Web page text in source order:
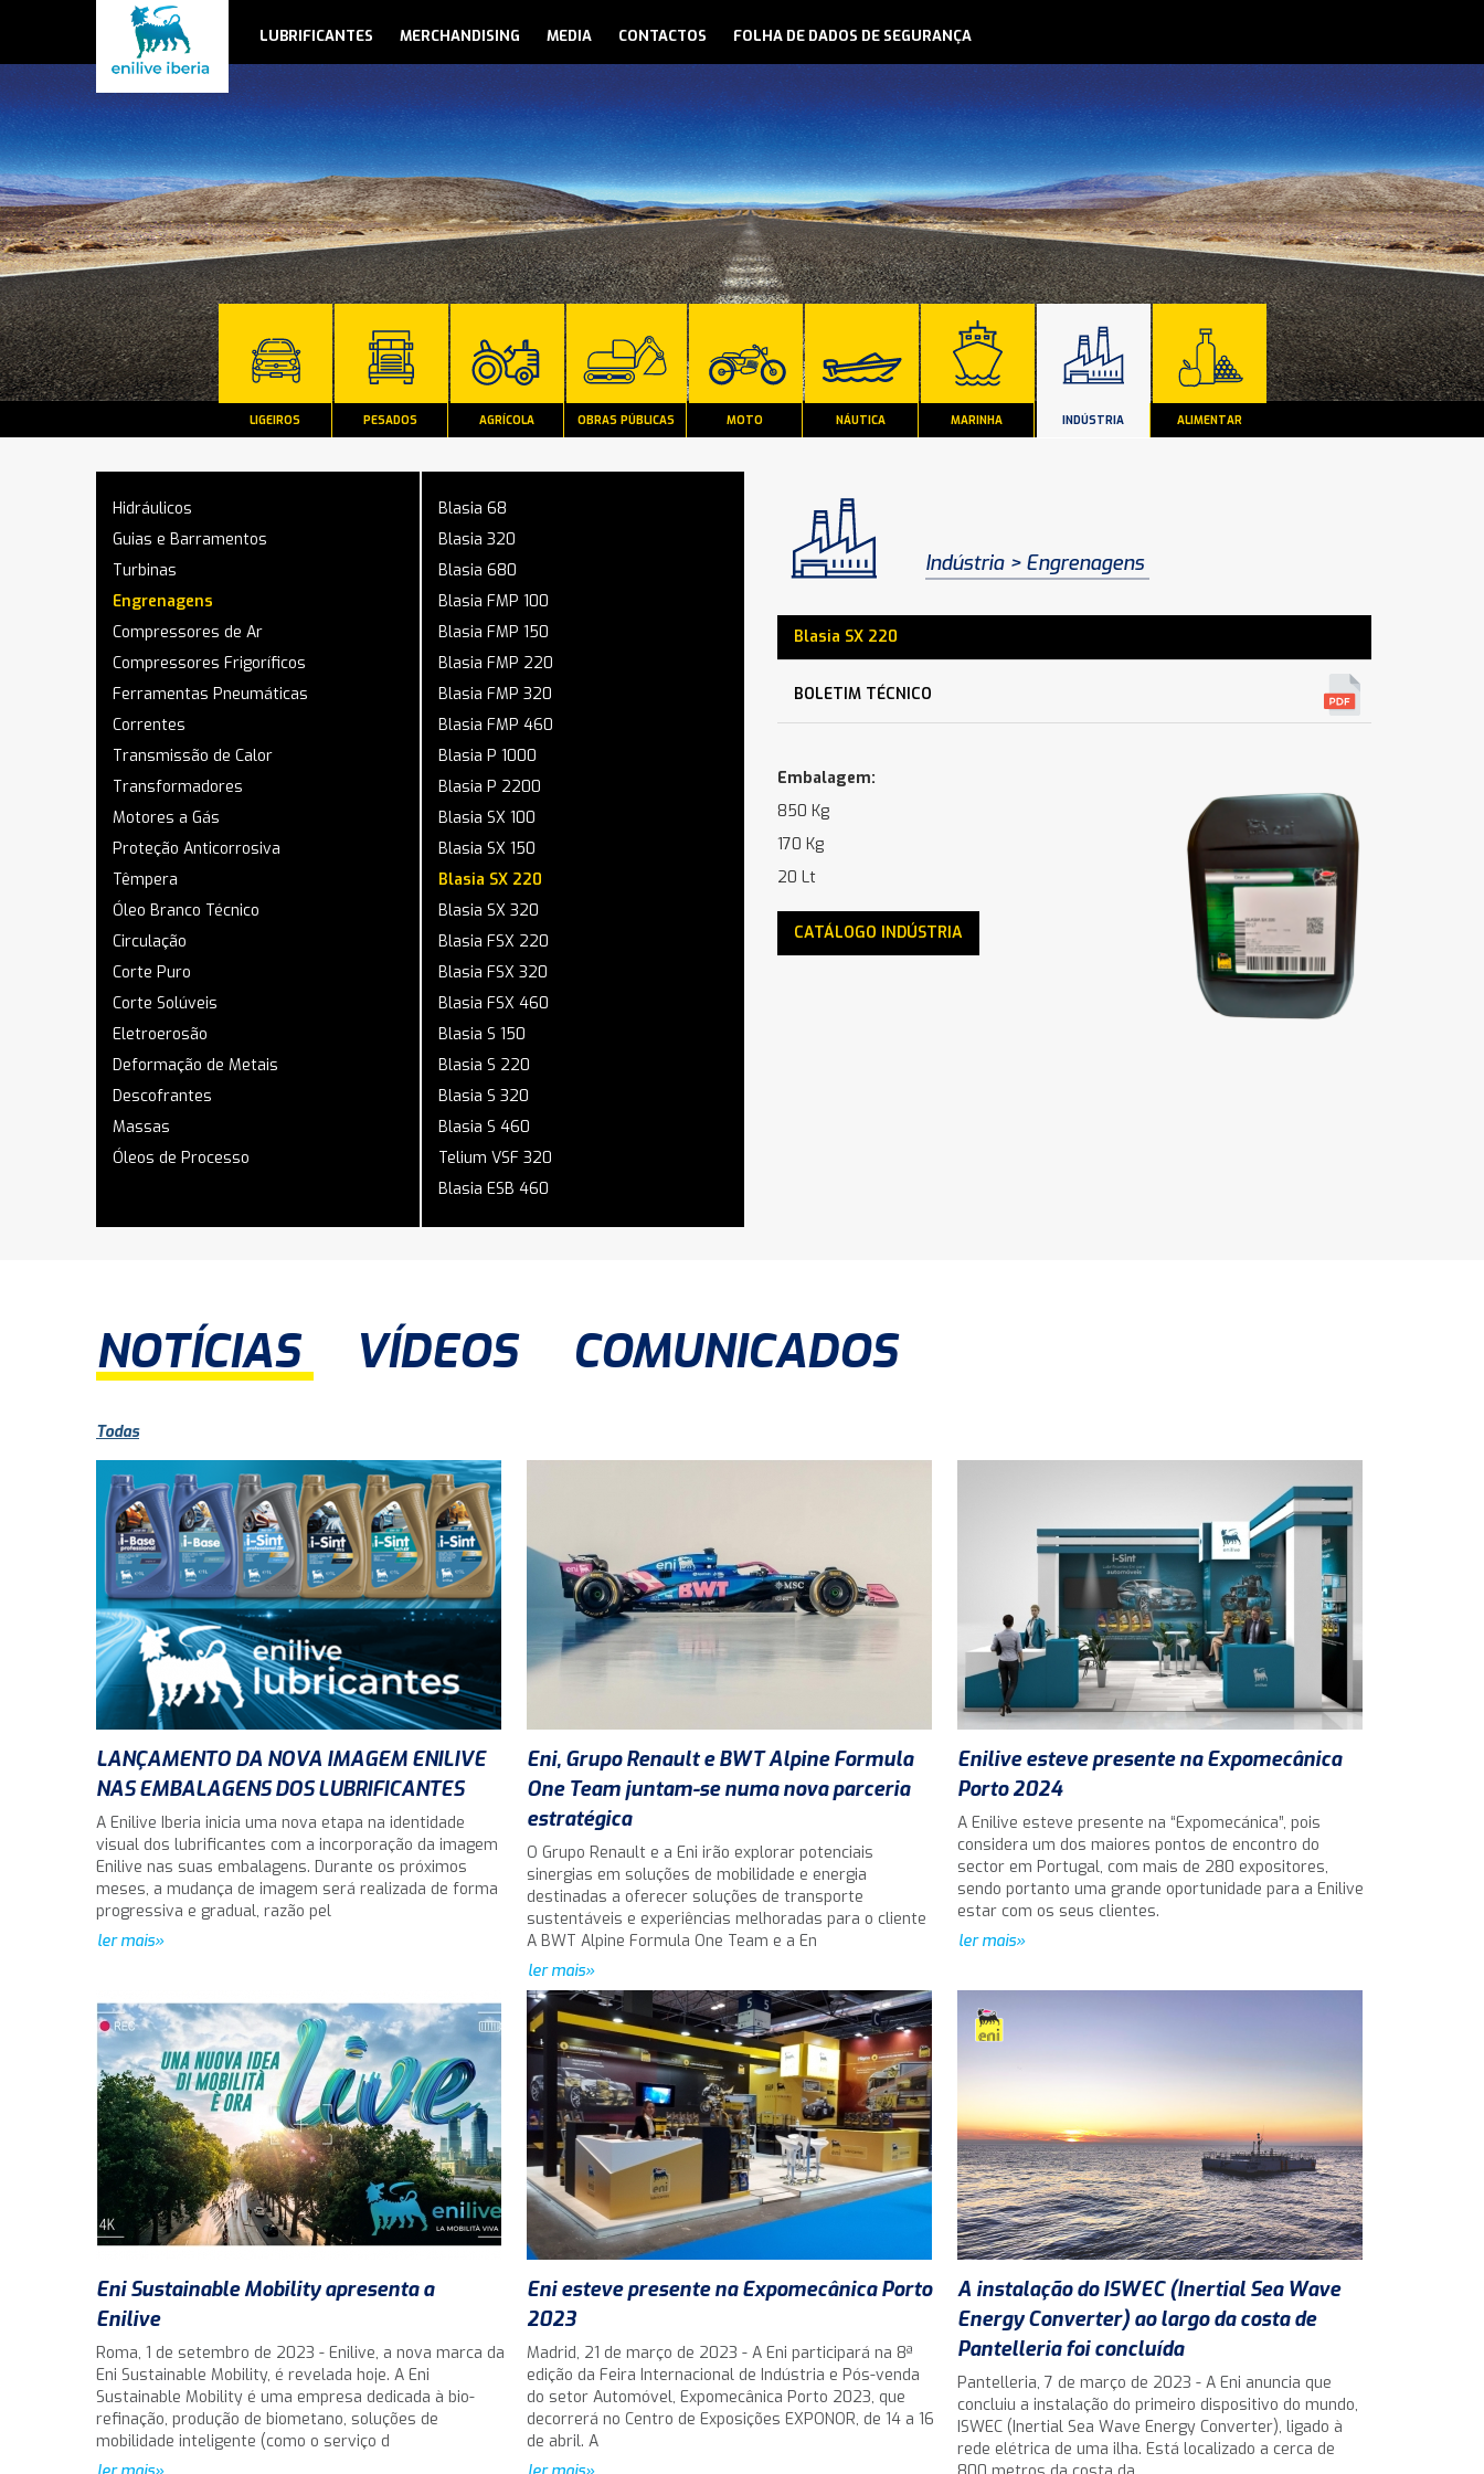
LUBRIFICANTES MERCHANDISING MEDIA CONTACTOS FOLHA DE DADOS DE SEGURANÇA
LIGEIROS PESADOS AGRÍCOLA OBRAS PÚBLICAS MOTO NÁUTICA MARINHA INDÚSTRIA ALIMENTAR
Hidráulicos
Guias e Barramentos
Turbinas
Engrenagens
Compressores de Ar
Compressores Frigoríficos
Ferramentas Pneumáticas
Correntes
Transmissão de Calor
Transformadores
Motores a Gás
Proteção Anticorrosiva
Têmpera
Óleo Branco Técnico
Circulação
Corte Puro
Corte Solúveis
Eletroerosão
Deformação de Metais
Descofrantes
Massas
Óleos de Processo
Blasia 68
Blasia 320
Blasia 680
Blasia FMP 100
Blasia FMP 150
Blasia FMP 220
Blasia FMP 320
Blasia FMP 460
Blasia P 1000
Blasia P 2200
Blasia SX 100
Blasia SX 150
Blasia SX 220
Blasia SX 320
Blasia FSX 220
Blasia FSX 320
Blasia FSX 460
Blasia S 150
Blasia S 220
Blasia S 320
Blasia S 460
Telium VSF 320
Blasia ESB 460
Indústria Engrenagens
Blasia SX 220
BOLETIM TÉCNICO
Embalagem:
850 Kg
170 Kg
20 Lt
CATÁLOGO INDÚSTRIA
NOTÍCIAS VÍDEOS COMUNICADOS
Todas
LANÇAMENTO DA NOVA IMAGEM ENILIVE
NAS EMBALAGENS DOS LUBRIFICANTES
A Enilive Iberia inicia uma nova etapa na identidade
visual dos lubrificantes com a incorporação da imagem
Enilive nas suas embalagens. Durante os próximos
meses, a mudança de imagem será realizada de forma
progressiva e gradual, razão pel
ler mais»
Eni, Grupo Renault e BWT Alpine Formula
One Team juntam-se numa nova parceria
estratégica
O Grupo Renault e a Eni irão explorar potenciais
sinergias em soluções de mobilidade e energia
destinadas a oferecer soluções de transporte
sustentáveis e experiências melhoradas para o cliente
A BWT Alpine Formula One Team e a En
ler mais»
Enilive esteve presente na Expomecânica
Porto 2024
A Enilive esteve presente na “Expomecánica”, pois
considera um dos maiores pontos de encontro do
sector em Portugal, com mais de 280 expositores,
sendo portanto uma grande oportunidade para a Enilive
estar com os seus clientes.
ler mais»
Eni Sustainable Mobility apresenta a
Enilive
Roma, 1 de setembro de 2023 - Enilive, a nova marca da
Eni Sustainable Mobility, é revelada hoje. A Eni
Sustainable Mobility é uma empresa dedicada à bio-
refinação, produção de biometano, soluções de
mobilidade inteligente (como o serviço d
Eni esteve presente na Expomecânica Porto
2023
Madrid, 21 de março de 2023 - A Eni participará na 8ª
edição da Feira Internacional de Indústria e Pós-venda
do setor Automóvel, Expomecânica Porto 2023, que
decorrerá no Centro de Exposições EXPONOR, de 14 a 16
de abril. A
A instalação do ISWEC (Inertial Sea Wave
Energy Converter) ao largo da costa de
Pantelleria foi concluída
Pantelleria, 7 de março de 2023 - A Eni anuncia que
concluiu a instalação do primeiro dispositivo do mundo,
ISWEC (Inertial Sea Wave Energy Converter), ligado à
rede elétrica de uma ilha. Está localizado a cerca de